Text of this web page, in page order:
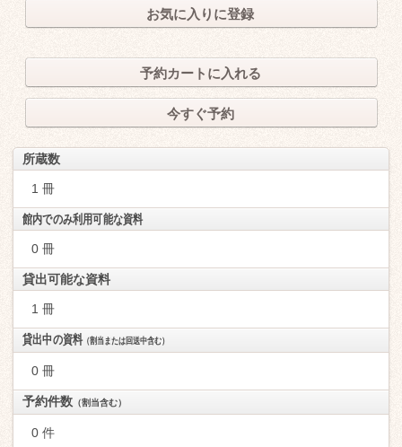
お気に入りに登録
予約カートに入れる
今すぐ予約
所蔵数
1 冊
館内でのみ利用可能な資料
0 冊
貸出可能な資料
1 冊
貸出中の資料（割当または回送中含む）
0 冊
予約件数 （割当含む）
0 件